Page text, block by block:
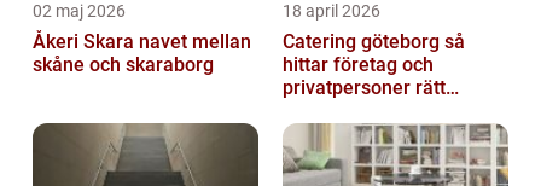
02 maj 2026
Åkeri Skara navet mellan
skåne och skaraborg
18 april 2026
Catering göteborg så
hittar företag och
privatpersoner rätt